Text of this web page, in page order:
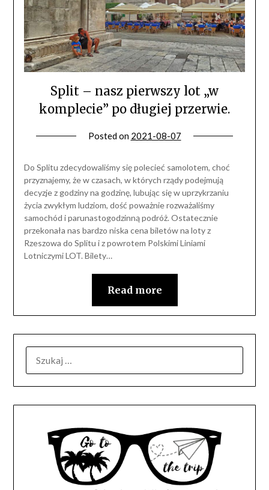
Split – nasz pierwszy lot „w
komplecie” po długiej przerwie.
Posted on 2021-08-07
Do Splitu zdecydowaliśmy się polecieć samolotem, choć
przyznajemy, że w czasach, w których rządy podejmują
decyzje z godziny na godzinę, lubując się w uprzykrzaniu
życia zwykłym ludziom, dość poważnie rozważaliśmy
samochód i parunastogodzinną podróż. Ostatecznie
przekonała nas bardzo niska cena biletów na loty z
Rzeszowa do Splitu i z powrotem Polskimi Liniami
Lotniczymi LOT. Bilety…
Read more